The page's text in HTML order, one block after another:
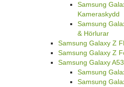
Samsung
Kameraskydd
Samsung
& Hörlurar
Samsung Galaxy Z
Samsung Galaxy Z
Samsung Galaxy
Samsung
Samsung